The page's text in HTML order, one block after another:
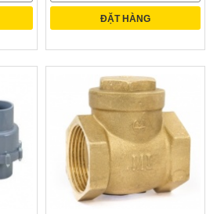
ĐẶT HÀNG